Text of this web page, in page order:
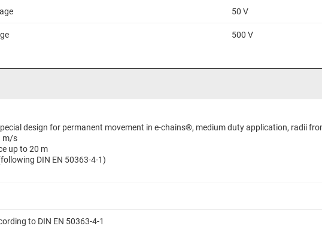
50 V
500 V
design for permanent movement in e-chains®, medium duty application, radii
m/s
up to 20 m
DIN EN 50363-4-1)
to DIN EN 50363-4-1